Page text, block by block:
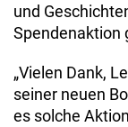
und
Spendenaktion
„Vielen Dank,
seiner neuen
es solche